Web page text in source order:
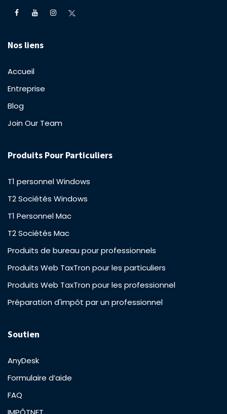
Nos liens
Accueil
Entreprise
Blog
Join Our Team
Produits Pour Particuliers
T1 personnel Windows
T2 Sociétés Windows
T1 Personnel Mac
T2 Sociétés Mac
Produits de bureau pour professionnels
Produits Web TaxTron pour les particuliers
Produits Web TaxTron pour les professionnel
Préparation d'impôt par un professionnel
Soutien
AnyDesk
Formulaire d’aide
FAQ